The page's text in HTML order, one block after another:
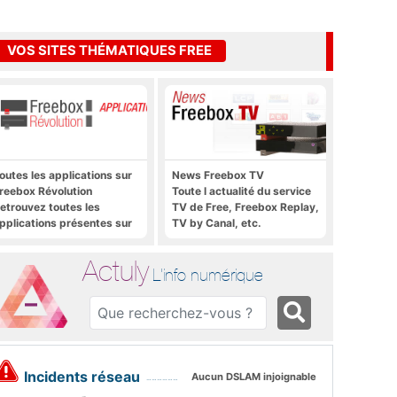
VOS SITES THÉMATIQUES FREE
les applications sur
Révolution
toutes les
présentes sur
News Freebox TV
Toute l actualité du service
TV de Free, Freebox Replay,
TV by Canal, etc.
Actuly L'info numérique
Incidents réseau Aucun DSLAM injoignable